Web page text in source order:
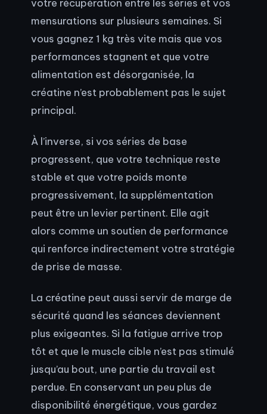
votre récupération entre les séries et vos
mensurations sur plusieurs semaines. Si
vous gagnez 1 kg très vite mais que vos
performances stagnent et que votre
alimentation est désorganisée, la
créatine n’est probablement pas le sujet
principal.
À l’inverse, si vos séries de base
progressent, que votre technique reste
stable et que votre poids monte
progressivement, la supplémentation
peut être un levier pertinent. Elle agit
alors comme un soutien de performance
qui renforce indirectement votre stratégie
de prise de masse.
La créatine peut aussi servir de marge de
sécurité quand les séances deviennent
plus exigeantes. Si la fatigue arrive trop
tôt et que le muscle cible n’est pas stimulé
jusqu’au bout, une partie du travail est
perdue. En conservant un peu plus de
disponibilité énergétique, vous gardez